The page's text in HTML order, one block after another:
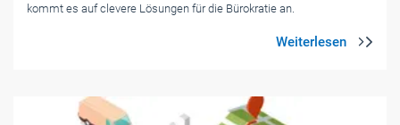
kommt es auf clevere Lösungen für die Bürokratie an.